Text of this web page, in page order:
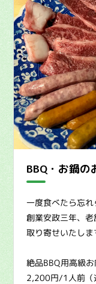
BBQ・お鍋の
一度食べたら忘
創業安政三年、
取り寄せいたしま
絶品BBQ用高級
2,200円/1人前（